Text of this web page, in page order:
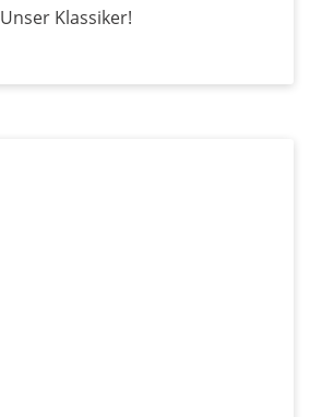
Unser Klassiker!